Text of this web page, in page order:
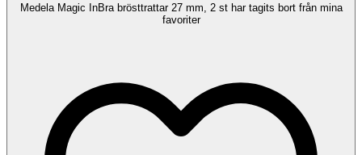
Medela Magic InBra brösttrattar 27 mm, 2 st har tagits bort från mina
favoriter